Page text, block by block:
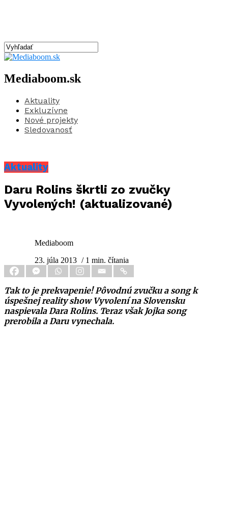
Mediaboom.sk
Aktuality
Exkluzívne
Nové projekty
Sledovanosť
Aktuality
Daru Rolins škrtli zo zvučky
Vyvolených! (aktualizované)
Mediaboom
23. júla 2013 / 1 min. čítania
Tak to je prekvapenie! Pôvodnú zvučku a song k
úspešnej reality show Vyvolení na Slovensku
naspievala Dara Rolins. Teraz však Jojka song
prerobila a Daru vynechala.